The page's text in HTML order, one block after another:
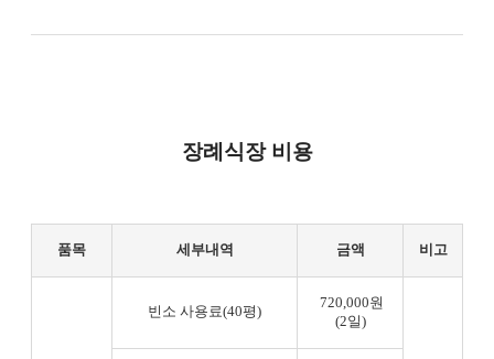
장례식장 비용
품목 세부내역 금액 비고
빈소 사용료(40평)
720,000원
(2일)